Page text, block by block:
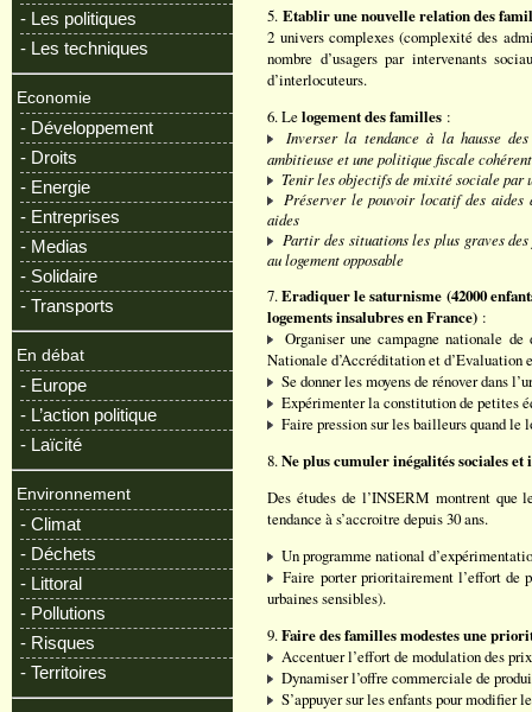
- Les politiques
- Les techniques
Economie
- Développement
- Droits
- Energie
- Entreprises
- Medias
- Solidaire
- Transports
En débat
- Europe
- L’action politique
- Laïcité
Environnement
- Climat
- Déchets
- Littoral
- Pollutions
- Risques
- Territoires
5. Etablir une nouvelle relation des
2 univers complexes (complexité des
nombre d’usagers par intervenants
d’interlocuteurs.
6. Lelogement des familles :
Inverser la tendance à la hausse
ambitieuse et une politique fiscale
Tenir les objectifs de mixité sociale par
Préserver le pouvoir locatif des aides
aides
Partir des situations les plus graves
au logement opposable
7.Eradiquer le saturnisme (42000
logements insalubres en France) :
Organiser une campagne nationale
Nationale d’Accréditation et d’Evaluation
Se donner les moyens de rénover dans
Expérimenter la constitution de petites
Faire pression sur les bailleurs quand le
8.Ne plus cumuler inégalités sociales et
Des études de l’INSERM montrent que
tendance à s’accroitre depuis 30 ans.
Un programme national
Faire porter prioritairement l’effort de
urbaines sensibles).
9.Faire des familles modestes une
Accentuer l’effort de modulation des
Dynamiser l’offre commerciale de
S’appuyer sur les enfants pour modifier